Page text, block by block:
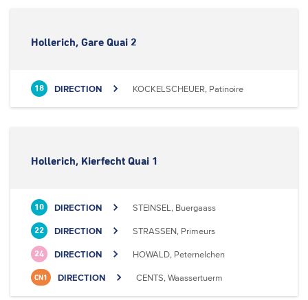
Hollerich, Gare Quai 2
18 DIRECTION KOCKELSCHEUER, Patinoire
Hollerich, Kierfecht Quai 1
10 DIRECTION STEINSEL, Buergaass
22 DIRECTION STRASSEN, Primeurs
24 DIRECTION HOWALD, Peternelchen
CN1 DIRECTION CENTS, Waassertuerm